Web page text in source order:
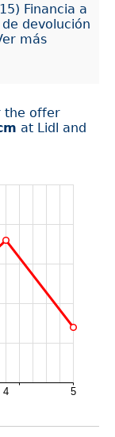
Financia a
devolución
más
the offer
at Lidl and